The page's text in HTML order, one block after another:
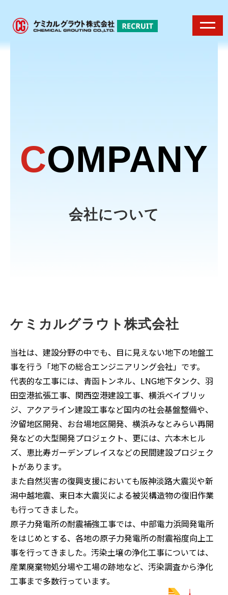
COMPANY
会社について
ケミカルグラウト株式会社
当社は、建設分野の中でも、目に見えない地下の地盤工
事を行う「地下の総合エンジニアリング会社」です。
代表的な工事には、青函トンネル、LNG地下タンク、羽
田空港拡張工事、関西空港建設工事、横浜ベイブリッ
ジ、アクアライン建設工事など国内の社会基盤整備や、
汐留地区開発、お台場地区開発、横浜みなとみらい再開
発などの大型開発プロジェクト、更には、六本木ヒル
ズ、恵比寿ガーデンプレイスなどの民間建設プロジェク
トがあります。
また自然災害の復興支援においても阪神淡路大震災や新
潟中越地震、東日本大震災による被災構造物の復旧作業
も行ってきました。
原子力発電所の耐震補強工事では、中部電力浜岡発電所
をはじめとする、各地の原子力発電所の耐震裕度向上工
事を行ってきました。汚染土壌の浄化工事については、
産業廃棄物処分場や工場の跡地など、汚染調査から浄化
工事まで多数行っています。